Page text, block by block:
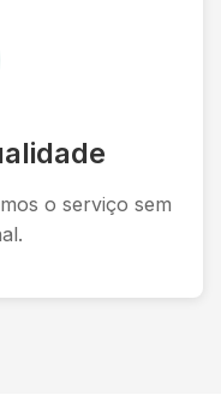
o serviço sem